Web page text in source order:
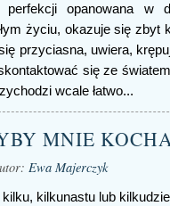
perfekcji opanowana w
życiu, okazuje się zbyt
przyciasna, uwiera,
skontaktować się ze
wcale łatwo...
MNIE
Ewa Majerczyk
kilkunastu lub